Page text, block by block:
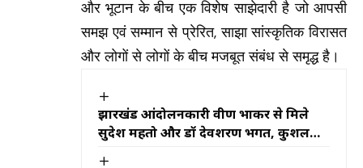
और भूटान के बीच एक विशेष साझेदारी है जो आपसी
समझ एवं सम्मान से प्रेरित, साझा सांस्कृतिक विरासत
और लोगों से लोगों के बीच मजबूत संबंध से समृद्ध है।
झारखंड आंदोलनकारी प्रवीण प्रभाकर से मिले
सुदेश महतो और डॉ देवशरण भगत, कुशलक्षेम